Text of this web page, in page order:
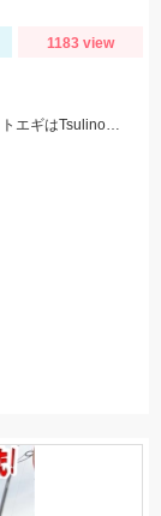
1183 view
豊浜港大進丸さんにお世話になり、船タコ釣りへ。ヒットエギはTsulinoタコのスッテ＆エギ！